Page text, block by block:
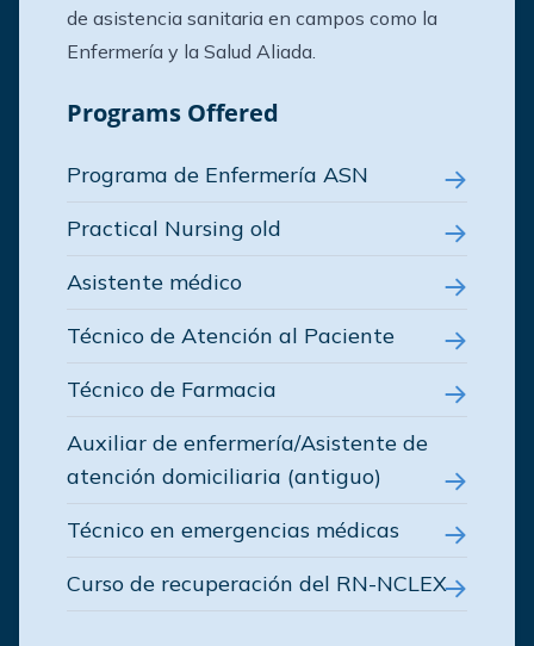
de asistencia sanitaria en campos como la
Enfermería y la Salud Aliada.
Programs Offered
Programa de Enfermería ASN
Practical Nursing old
Asistente médico
Técnico de Atención al Paciente
Técnico de Farmacia
Auxiliar de enfermería/Asistente de
atención domiciliaria (antiguo)
Técnico en emergencias médicas
Curso de recuperación del RN-NCLEX